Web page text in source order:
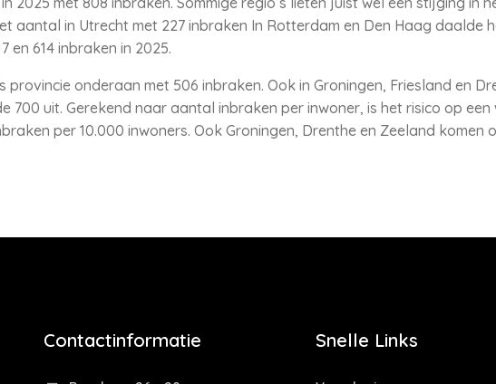
aantal in Utrecht met 227 inbraken In Rotterdam en Den Haag daalde
en 614 inbraken in 2025.
provincie onderaan met 506 inbraken. Ook in Groningen, Friesland en
700 uit. Gerekend naar aantal inbraken per inwoner, is het risico op
per 10.000 inwoners. Ook Groningen, Drenthe en Zeeland
Contactinformatie Snelle Links